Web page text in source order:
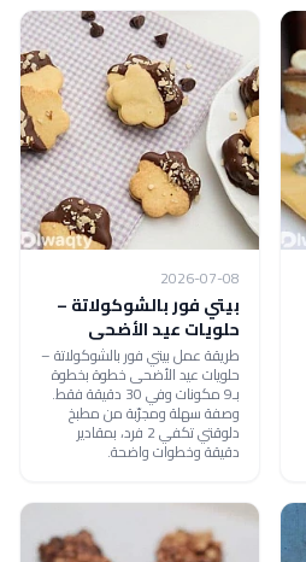
2026-07-08
بيتي فور بالشوكولاتة –
حلويات عيد الأضحى
طريقة عمل بيتي فور بالشوكولاتة –
حلويات عيد الأضحى خطوة بخطوة
بـ9 مكونات وفي 30 دقيقة فقط.
وصفة سهلة ومجرّبة من مطبخ
دلوقتي تكفي 2 فرد، بمقادير
دقيقة وخطوات واضحة.